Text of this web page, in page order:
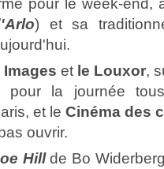
) et sa
et le Louxor,
pour la journée
et le Cinéma des
ouvrir.
Hillde Bo